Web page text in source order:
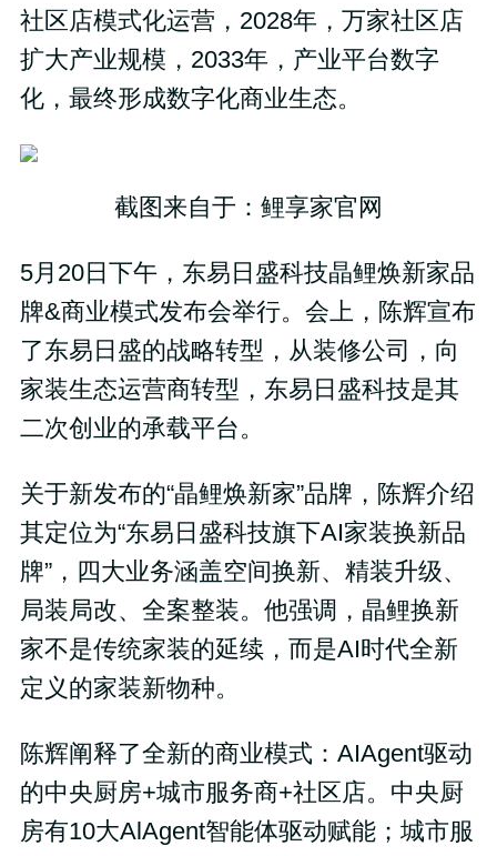
社区店模式化运营，2028年，万家社区店
扩大产业规模，2033年，产业平台数字
化，最终形成数字化商业生态。
截图来自于：鲤享家官网
5月20日下午，东易日盛科技晶鲤焕新家品
牌&商业模式发布会举行。会上，陈辉宣布
了东易日盛的战略转型，从装修公司，向
家装生态运营商转型，东易日盛科技是其
二次创业的承载平台。
关于新发布的“晶鲤焕新家”品牌，陈辉介绍
其定位为“东易日盛科技旗下AI家装换新品
牌”，四大业务涵盖空间换新、精装升级、
局装局改、全案整装。他强调，晶鲤换新
家不是传统家装的延续，而是AI时代全新
定义的家装新物种。
陈辉阐释了全新的商业模式：AIAgent驱动
的中央厨房+城市服务商+社区店。中央厨
房有10大AlAgent智能体驱动赋能；城市服